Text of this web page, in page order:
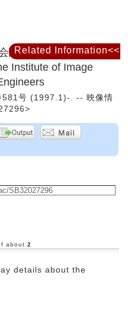
誌 : 映像情報メディ
Institute of Image
号 (1997.1)-. -- 映像情
about 2
details about the
Related Information<<